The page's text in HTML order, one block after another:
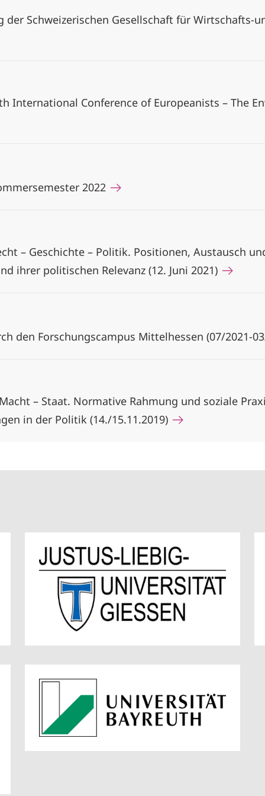
der Schweizerischen Gesellschaft für Wirtschafts-
International Conference of Europeanists – The
2022
– Geschichte – Politik. Positionen, Austausch
ihrer politischen Relevanz (12. Juni 2021)
den Forschungscampus Mittelhessen (07/2021-
– Staat. Normative Rahmung und soziale
in der Politik (14./15.11.2019)